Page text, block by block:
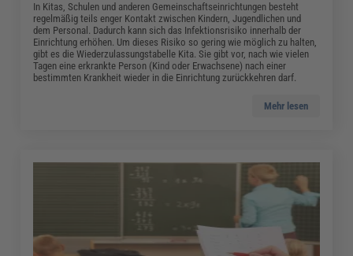
In Kitas, Schulen und anderen Gemeinschaftseinrichtungen besteht
regelmäßig teils enger Kontakt zwischen Kindern, Jugendlichen und
dem Personal. Dadurch kann sich das Infektionsrisiko innerhalb der
Einrichtung erhöhen. Um dieses Risiko so gering wie möglich zu halten,
gibt es die Wiederzulassungstabelle Kita. Sie gibt vor, nach wie vielen
Tagen eine erkrankte Person (Kind oder Erwachsene) nach einer
bestimmten Krankheit wieder in die Einrichtung zurückkehren darf.
Mehr lesen